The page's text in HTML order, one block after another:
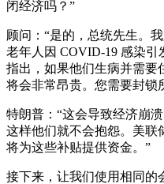
闭经济吗？”
顾问：“是的，总统先生。
老年人因 COVID-19 感染
指出，如果他们生病并需要
将会非常昂贵。您需要封锁
特朗普：“这会导致经济崩
这样他们就不会抱怨。美联
将为这些补贴提供资金。”
接下来，让我们使用相同的